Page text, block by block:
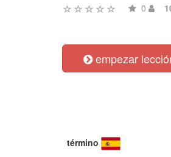
0
empezar
término